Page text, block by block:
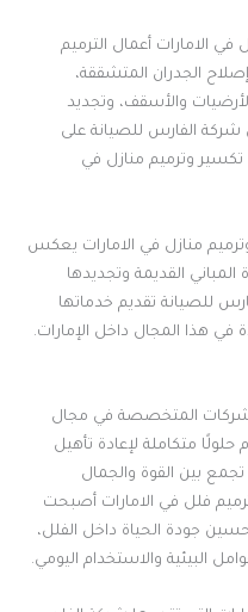
الامارات أعمال الترميم
الجدران المتشققة،
والأسقف، وتجديد
شركة الفارس للصيانة على
وترميم منازل في
منازل في الامارات يعكس
القديمة وتجديدها
للصيانة تقديم خدماتها
في هذا المجال داخل الإمارات.
المتخصصة في مجال
متكاملة لإعادة تأهيل
تجمع بين القوة والجمال
فلل في الامارات أصبحت
جودة الحياة داخل الفلل،
البيئية والاستخدام اليومي.